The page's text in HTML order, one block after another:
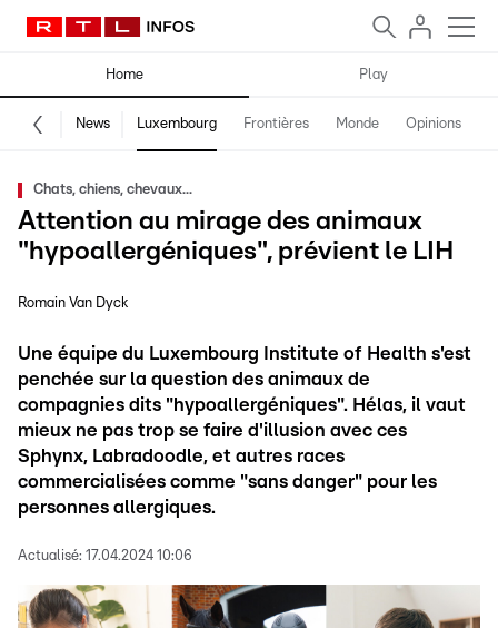
Home Play
News Luxembourg Frontières Monde Opinions
Chats, chiens, chevaux...
Attention au mirage des animaux
"hypoallergéniques", prévient le LIH
Romain Van Dyck
Une équipe du Luxembourg Institute of Health s'est
penchée sur la question des animaux de
compagnies dits "hypoallergéniques". Hélas, il vaut
mieux ne pas trop se faire d'illusion avec ces
Sphynx, Labradoodle, et autres races
commercialisées comme "sans danger" pour les
personnes allergiques.
Actualisé: 17.04.2024 10:06